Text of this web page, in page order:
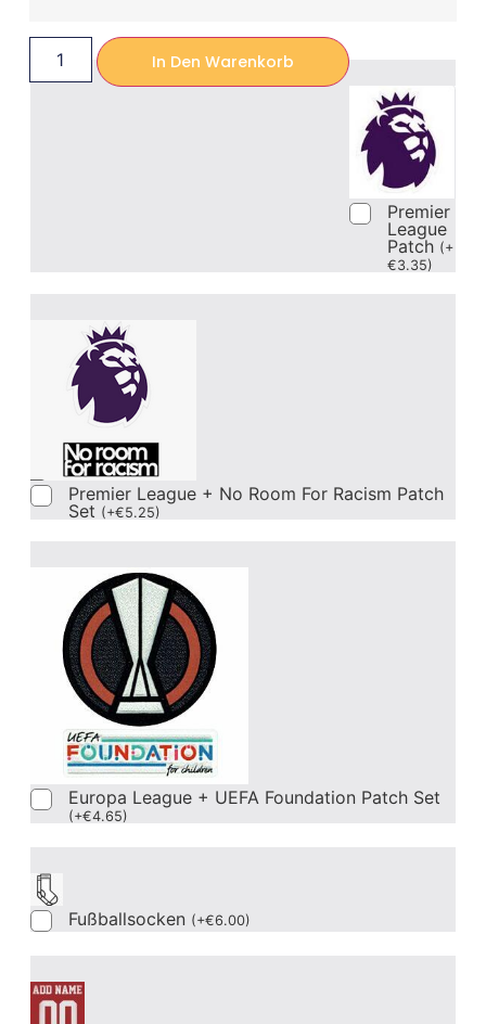
In Den Warenkorb
Premier
League
Patch (+
€3.35)
Premier League + No Room For Racism Patch
Set (+€5.25)
Europa League + UEFA Foundation Patch Set
(+€4.65)
Fußballsocken (+€6.00)